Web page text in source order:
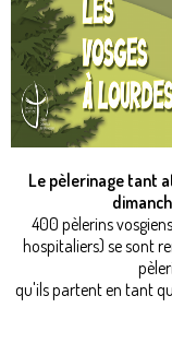
Le pèlerinage tant
400 pèlerins
hospitaliers) se sont
qu'ils partent en tant